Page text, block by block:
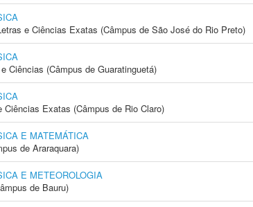
e Ciências Exatas (Câmpus de São José do Rio Preto)
Ciências (Câmpus de Guaratinguetá)
Exatas (Câmpus de Rio Claro)
E MATEMÁTICA
de Araraquara)
E METEOROLOGIA
de Bauru)